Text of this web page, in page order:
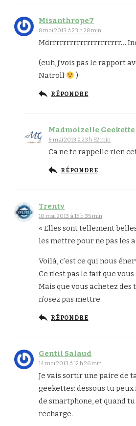
Misanthrope7
8 mai 2013 à 23 h 28 min
Mdrrrrrrrrrrrrrrrrrrrrr…
(euh, j’vois pas le rapport
Natroll
)
RÉPONDRE
Madmoizelle Geekette
8 mai 2013 à 23 h 52 min
Ca ne te rappelle rien
RÉPONDRE
Trenty
10 mai 2013 à 15 h 35 min
« Elles sont tellement
les mettre pour ne pas les
Voilà, c’est ce qui nous
Ce n’est pas le fait que
Mais que vous achetez des
n’osez pas mettre.
RÉPONDRE
Gentil Salaud
14 mai 2013 à 12 h 26 min
Je vais sortir une paire de
geekettes: dessous tu
de smartphone, et quand
recharge.